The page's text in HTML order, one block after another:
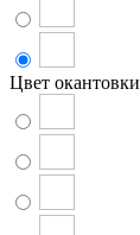
Цвет окантовки